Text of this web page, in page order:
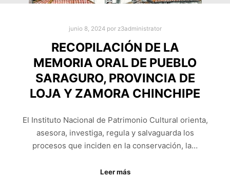
junio 8, 2024por z3administrator
RECOPILACIÓN DE LA
MEMORIA ORAL DE PUEBLO
SARAGURO, PROVINCIA DE
LOJA Y ZAMORA CHINCHIPE
El Instituto Nacional de Patrimonio Cultural orienta,
asesora, investiga, regula y salvaguarda los
procesos que inciden en la conservación, la…
Leer más